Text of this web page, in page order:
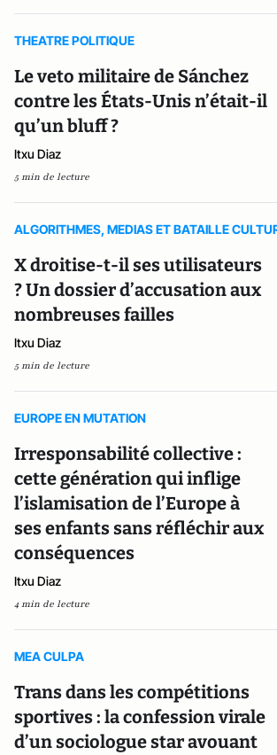
THEATRE POLITIQUE
Le veto militaire de Sánchez
contre les États-Unis n’était-il
qu’un bluff ?
Itxu Diaz
5 min de lecture
ALGORITHMES, MEDIAS ET BATAILLE
X droitise-t-il ses utilisateurs
? Un dossier d’accusation aux
nombreuses failles
Itxu Diaz
5 min de lecture
EUROPE EN MUTATION
Irresponsabilité collective :
cette génération qui inflige
l’islamisation de l’Europe à
ses enfants sans réfléchir aux
conséquences
Itxu Diaz
4 min de lecture
MEA CULPA
Trans dans les compétitions
sportives : la confession virale
d’un sociologue star avouant